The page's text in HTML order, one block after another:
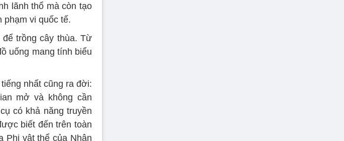
lãnh thổ mà còn tạo
phạm vi quốc tế.
trồng cây thùa. Từ
uống mang tính biểu
nhất cũng ra đời:
mở và không cần
có khả năng truyền
biết đến trên toàn
Phi vật thể của Nhân